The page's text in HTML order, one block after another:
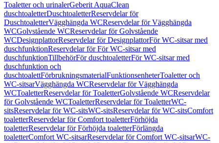
Toaletter och urinalerGeberit AquaClean
duschtoaletterDuschtoaletterReservdelar för
DuschtoaletterVägghängda WCReservdelar för Vägghängda
WCGolvstående WCReservdelar för Golvstående
WCDesignplattorReservdelar för DesignplattorFör WC-sitsar med
duschfunktionReservdelar för För WC-sitsar med
duschfunktionTillbehörFör duschtoaletterFör WC-sitsar med
duschfunktion och
duschtoalettFörbrukningsmaterialFunktionsenheterToaletter och
WC-sitsarVägghängda WCReservdelar för Vägghängda
WCToaletterReservdelar för ToaletterGolvstående WCReservdelar
för Golvstående WCToaletterReservdelar för ToaletterWC-
sitsReservdelar för WC-sitsWC-sitsReservdelar för WC-sitsComfort
toaletterReservdelar för Comfort toaletterFörhöjda
toaletterReservdelar för Förhöjda toaletterFörlängda
toaletterComfort WC-sitsarReservdelar för Comfort WC-sitsarWC-